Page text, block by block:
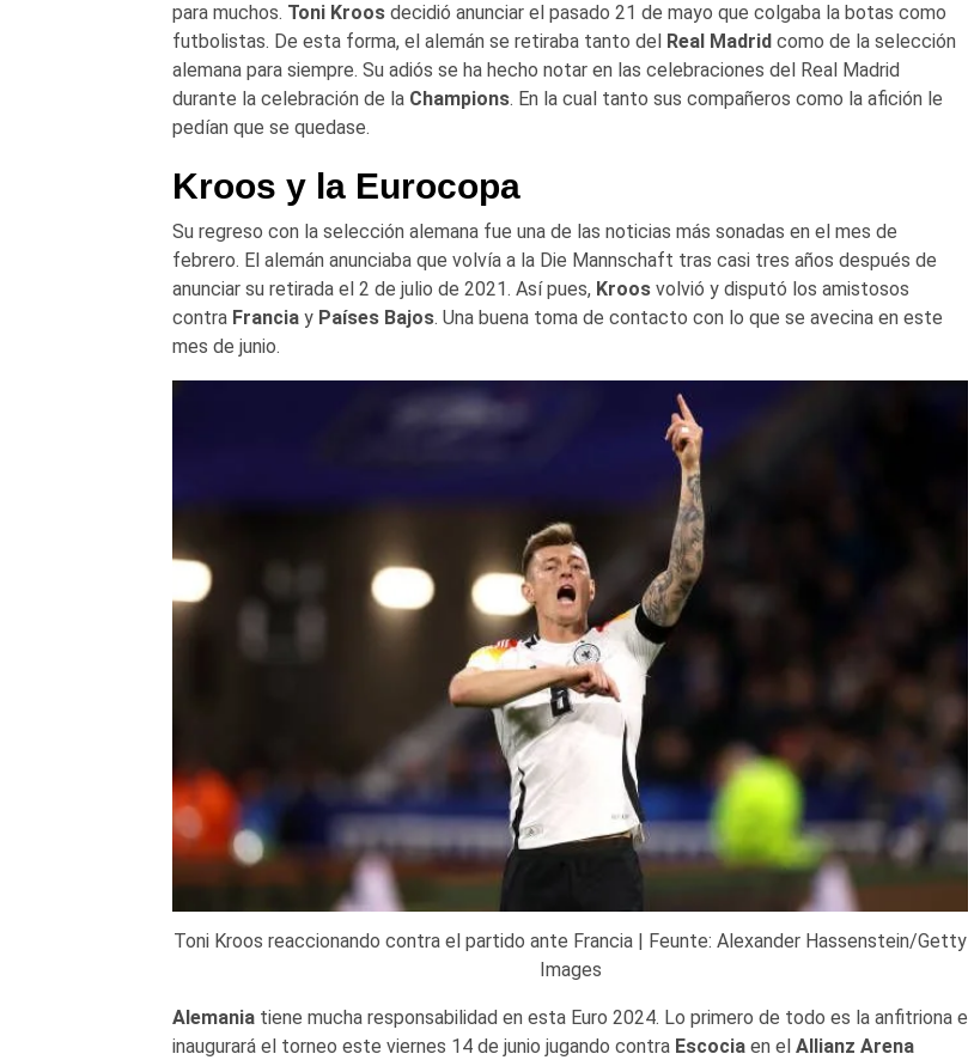
para muchos. Toni Kroosdecidió anunciar el pasado 21 de mayo que colgaba la botas como
futbolistas. De esta forma, el alemán se retiraba tanto del
Real Madrid como de la selección
alemana para siempre. Su adiós se ha hecho notar en las celebraciones del Real Madrid
durante la celebración de la Champions. En la cual tanto sus compañeros como la afición le
pedían que se quedase.
Kroos y la Eurocopa
Su regreso con la selección alemana fue una de las noticias más sonadas en el mes de
febrero. El alemán anunciaba que volvía a la Die Mannschaft tras casi tres años después de
anunciar su retirada el 2 de julio de 2021. Así pues, Kroosvolvió y disputó los amistosos
contra Francia yPaíses Bajos. Una buena toma de contacto con lo que se avecina en este
mes de junio.
Toni Kroos reaccionando contra el partido ante Francia | Feunte: Alexander Hassenstein/Getty
Images
Alemaniatiene mucha responsabilidad en esta Euro 2024. Lo primero de todo es la anfitriona e
inaugurará el torneo este viernes 14 de junio jugando contra Escociaen el Allianz Arena